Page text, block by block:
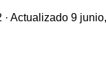
· Actualizado 9 junio,